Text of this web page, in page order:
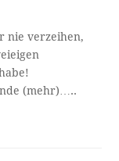
nie verzeihen,
(mehr)…..